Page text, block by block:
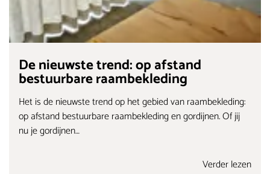
De nieuwste trend: op afstand
bestuurbare raambekleding
Het is de nieuwste trend op het gebied van raambekleding:
op afstand bestuurbare raambekleding en gordijnen. Of jij
nu je gordijnen…
Verder lezen